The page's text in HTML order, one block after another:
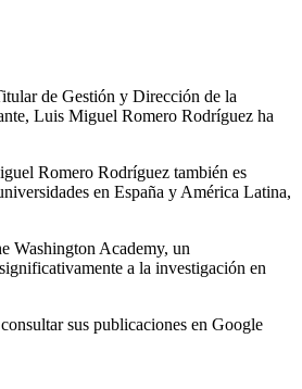
de Gestión y Dirección de la
Luis Miguel Romero Rodríguez ha
Romero Rodríguez también es
en España y América Latina,
Washington Academy, un
a la investigación en
sus publicaciones en Google